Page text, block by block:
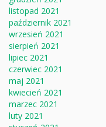
listopad 2021
październik 2021
wrzesień 2021
sierpień 2021
lipiec 2021
czerwiec 2021
maj 2021
kwiecień 2021
marzec 2021
luty 2021